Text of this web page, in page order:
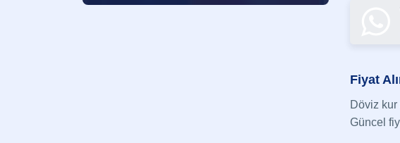
Fiyat
Döviz
Güncel